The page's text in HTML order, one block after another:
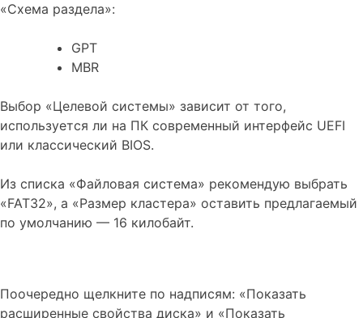
«Схема раздела»:
GPT
MBR
Выбор «Целевой системы» зависит от того,
используется ли на ПК современный интерфейс UEFI
или классический BIOS.
Из списка «Файловая система» рекомендую выбрать
«FAT32», а «Размер кластера» оставить предлагаемый
по умолчанию — 16 килобайт.
Поочередно щелкните по надписям: «Показать
расширенные свойства диска» и «Показать